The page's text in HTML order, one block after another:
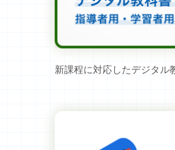
新課程に対応したデジタル